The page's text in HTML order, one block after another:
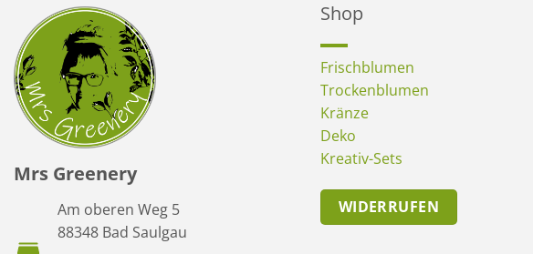
Mrs Greenery
Am oberen Weg 5
88348 Bad Saulgau
Shop
Frischblumen
Trockenblumen
Kränze
Deko
Kreativ-Sets
WIDERRUFEN